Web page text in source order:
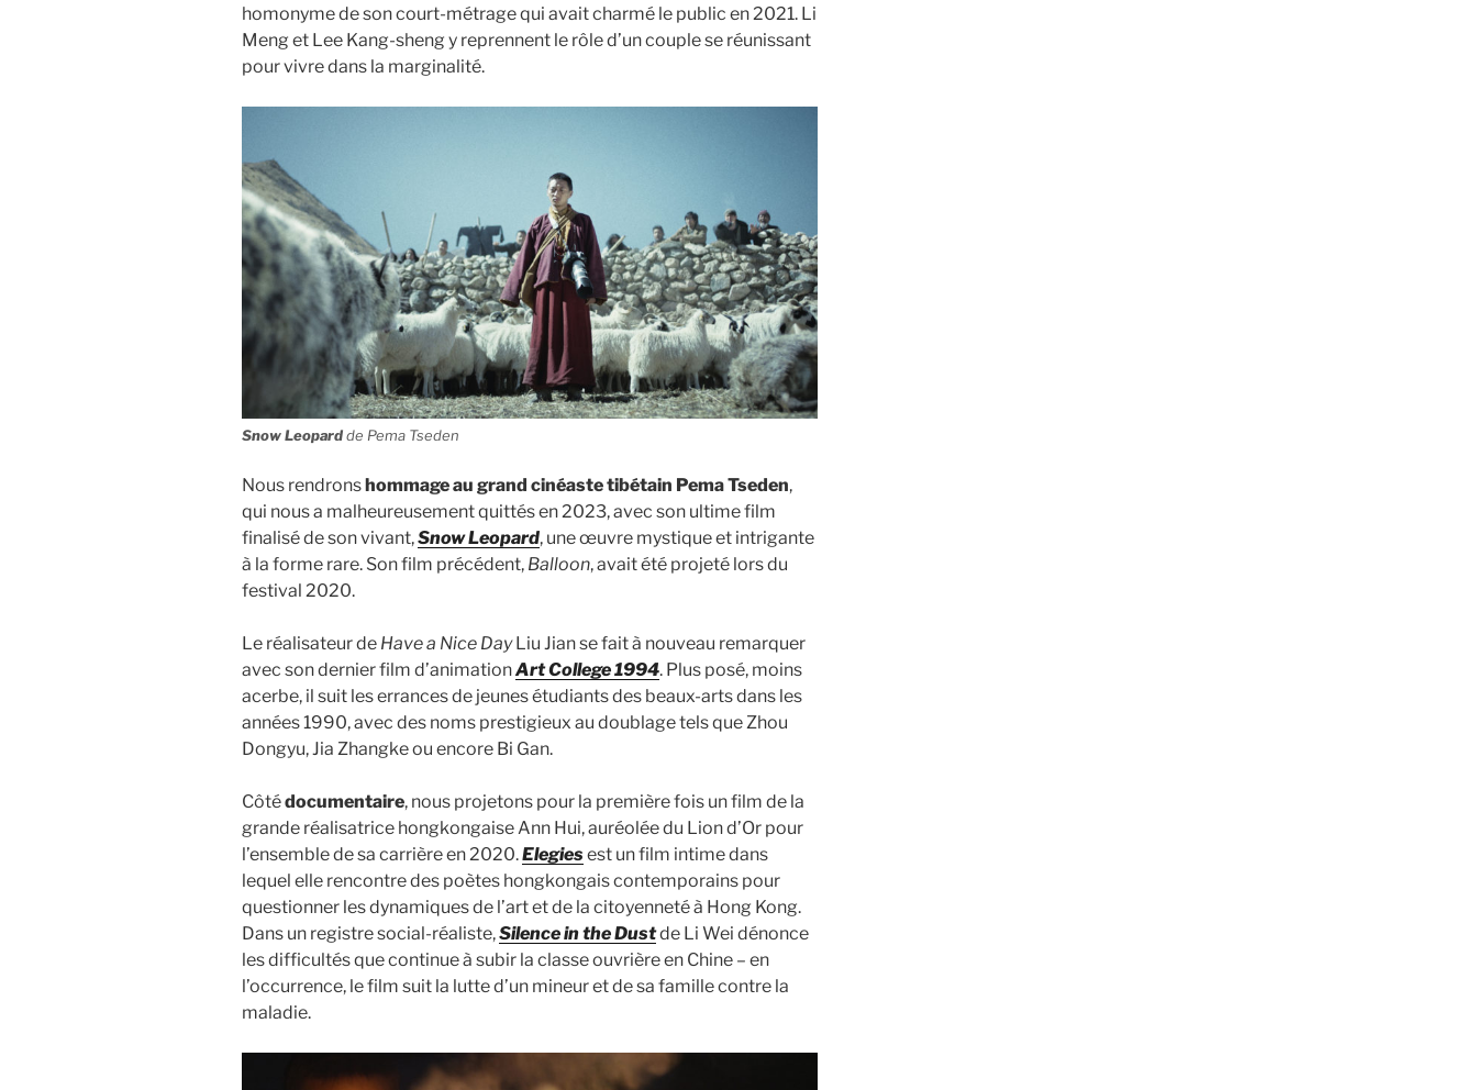
homonyme de son court-métrage qui avait charmé le public en 2021. Li
Meng et Lee Kang-sheng y reprennent le rôle d’un couple se réunissant
pour vivre dans la marginalité.
Snow Leopardde Pema Tseden
Nous rendrons hommage au grand cinéaste tibétain Pema Tseden,
qui nous a malheureusement quittés en 2023, avec son ultime film
finalisé de son vivant,Snow Leopard, une œuvre mystique et intrigante
à la forme rare. Son film précédent, Balloon, avait été projeté lors du
festival 2020.
Le réalisateur de Have a Nice DayLiu Jian se fait à nouveau remarquer
avec son dernier film d’animationArt College 1994. Plus posé, moins
acerbe, il suit les errances de jeunes étudiants des beaux-arts dans les
années 1990, avec des noms prestigieux au doublage tels que Zhou
Dongyu, Jia Zhangke ou encore Bi Gan.
Côtédocumentaire, nous projetons pour la première fois un film de la
grande réalisatrice hongkongaise Ann Hui, auréolée du Lion d’Or pour
l’ensemble de sa carrière en 2020.Elegies est un film intime dans
lequel elle rencontre des poètes hongkongais contemporains pour
questionner les dynamiques de l’art et de la citoyenneté à Hong Kong.
Dans un registre social-réaliste,Silence in the Dustde Li Wei dénonce
les difficultés que continue à subir la classe ouvrière en Chine – en
l’occurrence, le film suit la lutte d’un mineur et de sa famille contre la
maladie.